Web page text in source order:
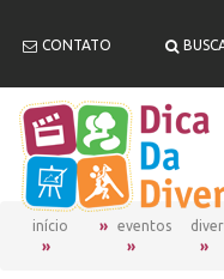
CONTATO
início eventos